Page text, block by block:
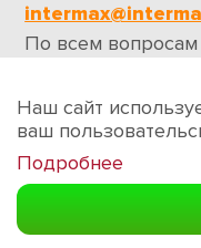
По всем вопросам
Обратная связь
Наш сайт
ваш
Подробнее